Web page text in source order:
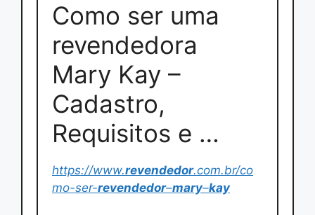
Como ser uma
revendedora
Mary Kay –
Cadastro,
Requisitos e …
https://www.revendedor.com.br/co
mo-ser-revendedor–mary–kay